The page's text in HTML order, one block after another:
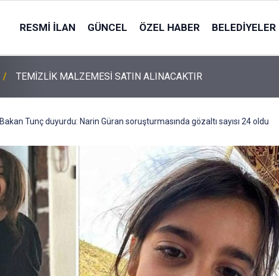
RESMI İLAN GÜNCEL ÖZEL HABER BELEDIYELER
TEMİZLİK MALZEMESİ SATIN ALINACAKTIR
Bakan Tunç duyurdu: Narin Güran soruşturmasında gözaltı sayısı 24 oldu